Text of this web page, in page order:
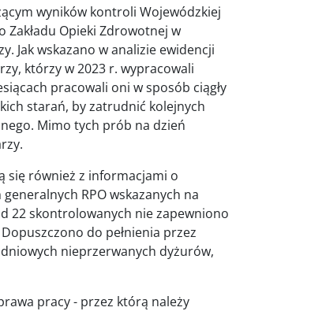
wyników kontroli Wojewódzkiej
Zakładu Opieki Zdrowotnej w
Jak wskazano w analizie ewidencji
którzy w 2023 r. wypracowali
pracowali oni w sposób ciągły
starań, by zatrudnić kolejnych
Mimo tych prób na dzień
się również z informacjami o
RPO wskazanych na
22 skontrolowanych nie zapewniono
do pełnienia przez
nieprzerwanych dyżurów,
pracy - przez którą należy